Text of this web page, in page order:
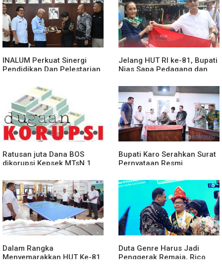
INALUM Perkuat Sinergi
Pendidikan Dan Pelestarian
PemprovSu
Jelang HUT RI ke-81, Bupati
Nias Sapa Pedagang dan
Putih
Ratusan juta Dana BOS
dikorupsi.Kepsek MTsN 1
Bupati Karo Serahkan Surat
Pernyataan Resmi
Kabanjahe
Dalam Rangka
Menyemarakkan HUT Ke-81
Duta Genre Harus Jadi
Penggerak Remaja, Rico